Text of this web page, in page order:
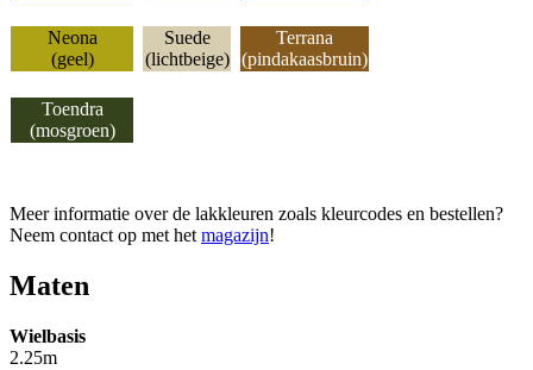
Neona
(geel)
Suede
(lichtbeige)
Terrana
(pindakaasbruin)
Toendra
(mosgroen)
Meer informatie over de lakkleuren zoals kleurcodes en bestellen?
Neem contact op met het magazijn!
Maten
Wielbasis
2.25m